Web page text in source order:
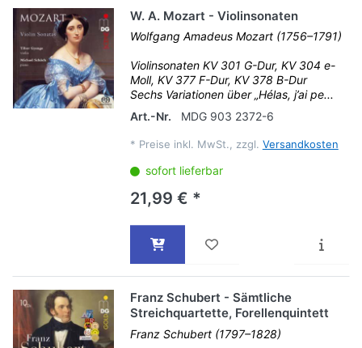
W. A. Mozart - Violinsonaten
Wolfgang Amadeus Mozart (1756–1791)
Violinsonaten KV 301 G-Dur, KV 304 e-
Moll, KV 377 F-Dur, KV 378 B-Dur
Sechs Variationen über „Hélas, j’ai pe...
Art.-Nr.
MDG 903 2372-6
* Preise inkl. MwSt., zzgl. Versandkosten
sofort lieferbar
21,99 € *
Franz Schubert - Sämtliche
Streichquartette, Forellenquintett
Franz Schubert (1797–1828)